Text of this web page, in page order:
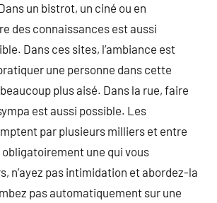
un bistrot, un ciné ou en
des connaissances est aussi
Dans ces sites, l’ambiance est
une personne dans cette
plus aisé. Dans la rue, faire
est aussi possible. Les
par plusieurs milliers et entre
obligatoirement une qui vous
n’ayez pas intimidation et abordez-la
pas automatiquement sur une